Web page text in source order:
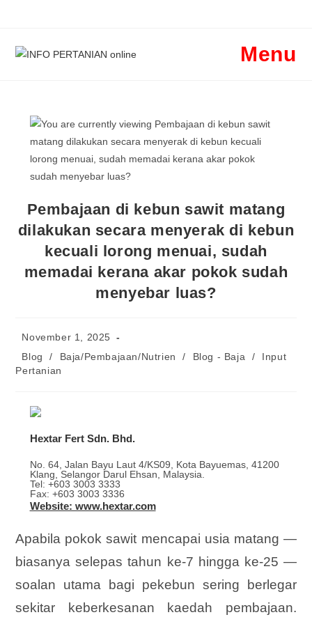
Menu
Pembajaan di kebun sawit matang
dilakukan secara menyerak di kebun
kecuali lorong menuai, sudah
memadai kerana akar pokok sudah
menyebar luas?
Post
November 1, 2025
Post
category:
Blog / Baja/Pembajaan/Nutrien / Blog - Baja /
Input
Pertanian
Hextar Fert Sdn. Bhd.
No. 64, Jalan Bayu Laut 4/KS09, Kota Bayuemas, 41200
Klang, Selangor Darul Ehsan, Malaysia.
Tel: +603 3003 3333
Fax: +603 3003 3336
Website: www.hextar.com
Apabila pokok sawit mencapai usia matang —
biasanya selepas tahun ke-7 hingga ke-25 —
soalan utama bagi pekebun sering berlegar
sekitar keberkesanan kaedah pembajaan.